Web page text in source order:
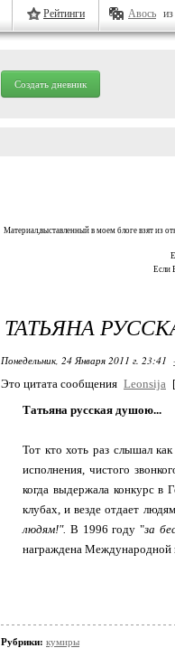
Рейтинги Авось
Создать дневник
Материал,выставленный в моем блоге взят из
Если
ТАТЬЯНА
Понедельник, 24 Января 2011 г. 23:41
Это цитата сообщения Leonsija [
Татьяна русская душою...
Тот кто хоть раз слышал
исполнения, чистого
когда выдержала конкурс в
клубах, и везде отдает
людям!". В 1996 году "за
награждена Международной
Рубрики: кумиры